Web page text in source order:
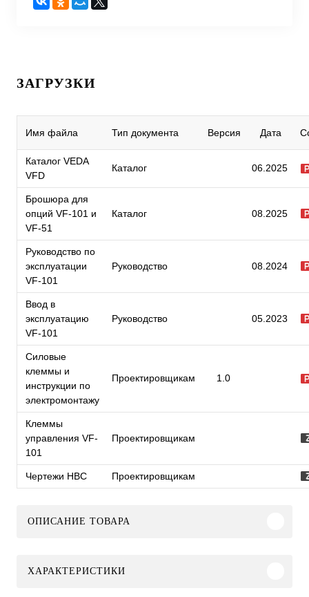
ЗАГРУЗКИ
Имя файла Тип документа Версия Дата
Каталог VEDA
VFD
Каталог 06.2025
Брошюра для
опций VF-101 и
VF-51
Каталог 08.2025
Руководство по
эксплуатации
VF-101
Руководство 08.2024
Ввод в
эксплуатацию
VF-101
Руководство 05.2023
Силовые
клеммы и
инструкции по
электромонтажу
Проектировщикам 1.0
Клеммы
управления VF-
101
Проектировщикам
Чертежи HBC Проектировщикам
ОПИСАНИЕ ТОВАРА
ХАРАКТЕРИСТИКИ